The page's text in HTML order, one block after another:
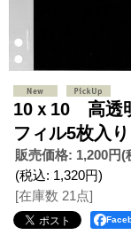
10ｘ10 高透
フィル5枚入り
販売価格: 1,200円(
(税込: 1,320円)
[在庫数 21点]